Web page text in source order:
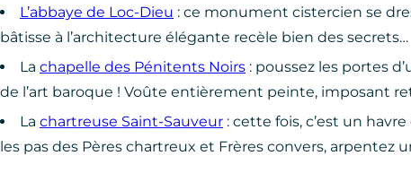
L’abbaye de Loc-Dieu : ce monument cistercien se
bâtisse à l’architecture élégante recèle bien des secrets…
La chapelle des Pénitents Noirs : poussez les portes
de l’art baroque ! Voûte entièrement peinte, imposant
La chartreuse Saint-Sauveur : cette fois, c’est un
les pas des Pères chartreux et Frères convers,